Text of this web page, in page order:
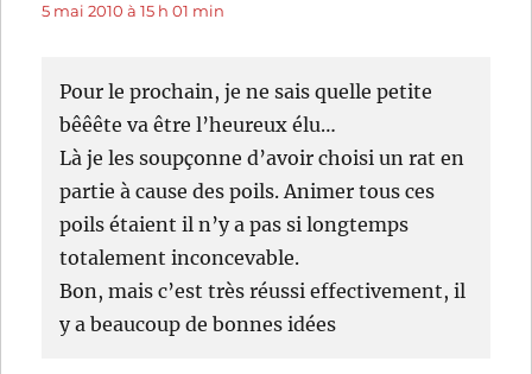
5 mai 2010 à 15 h 01 min
Pour le prochain, je ne sais quelle petite
bêêête va être l’heureux élu…
Là je les soupçonne d’avoir choisi un rat en
partie à cause des poils. Animer tous ces
poils étaient il n’y a pas si longtemps
totalement inconcevable.
Bon, mais c’est très réussi effectivement, il
y a beaucoup de bonnes idées